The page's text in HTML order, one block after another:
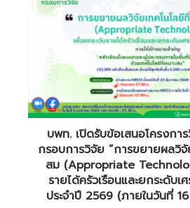
บพท. เปิดรับข้อเสนอโครงก
กรอบการวิจัย “การขยายผลวิจั
สม (Appropriate
รายได้ครัวเรือนและยกระดับเ
ประจำปี 2569 (ภายในวันที่